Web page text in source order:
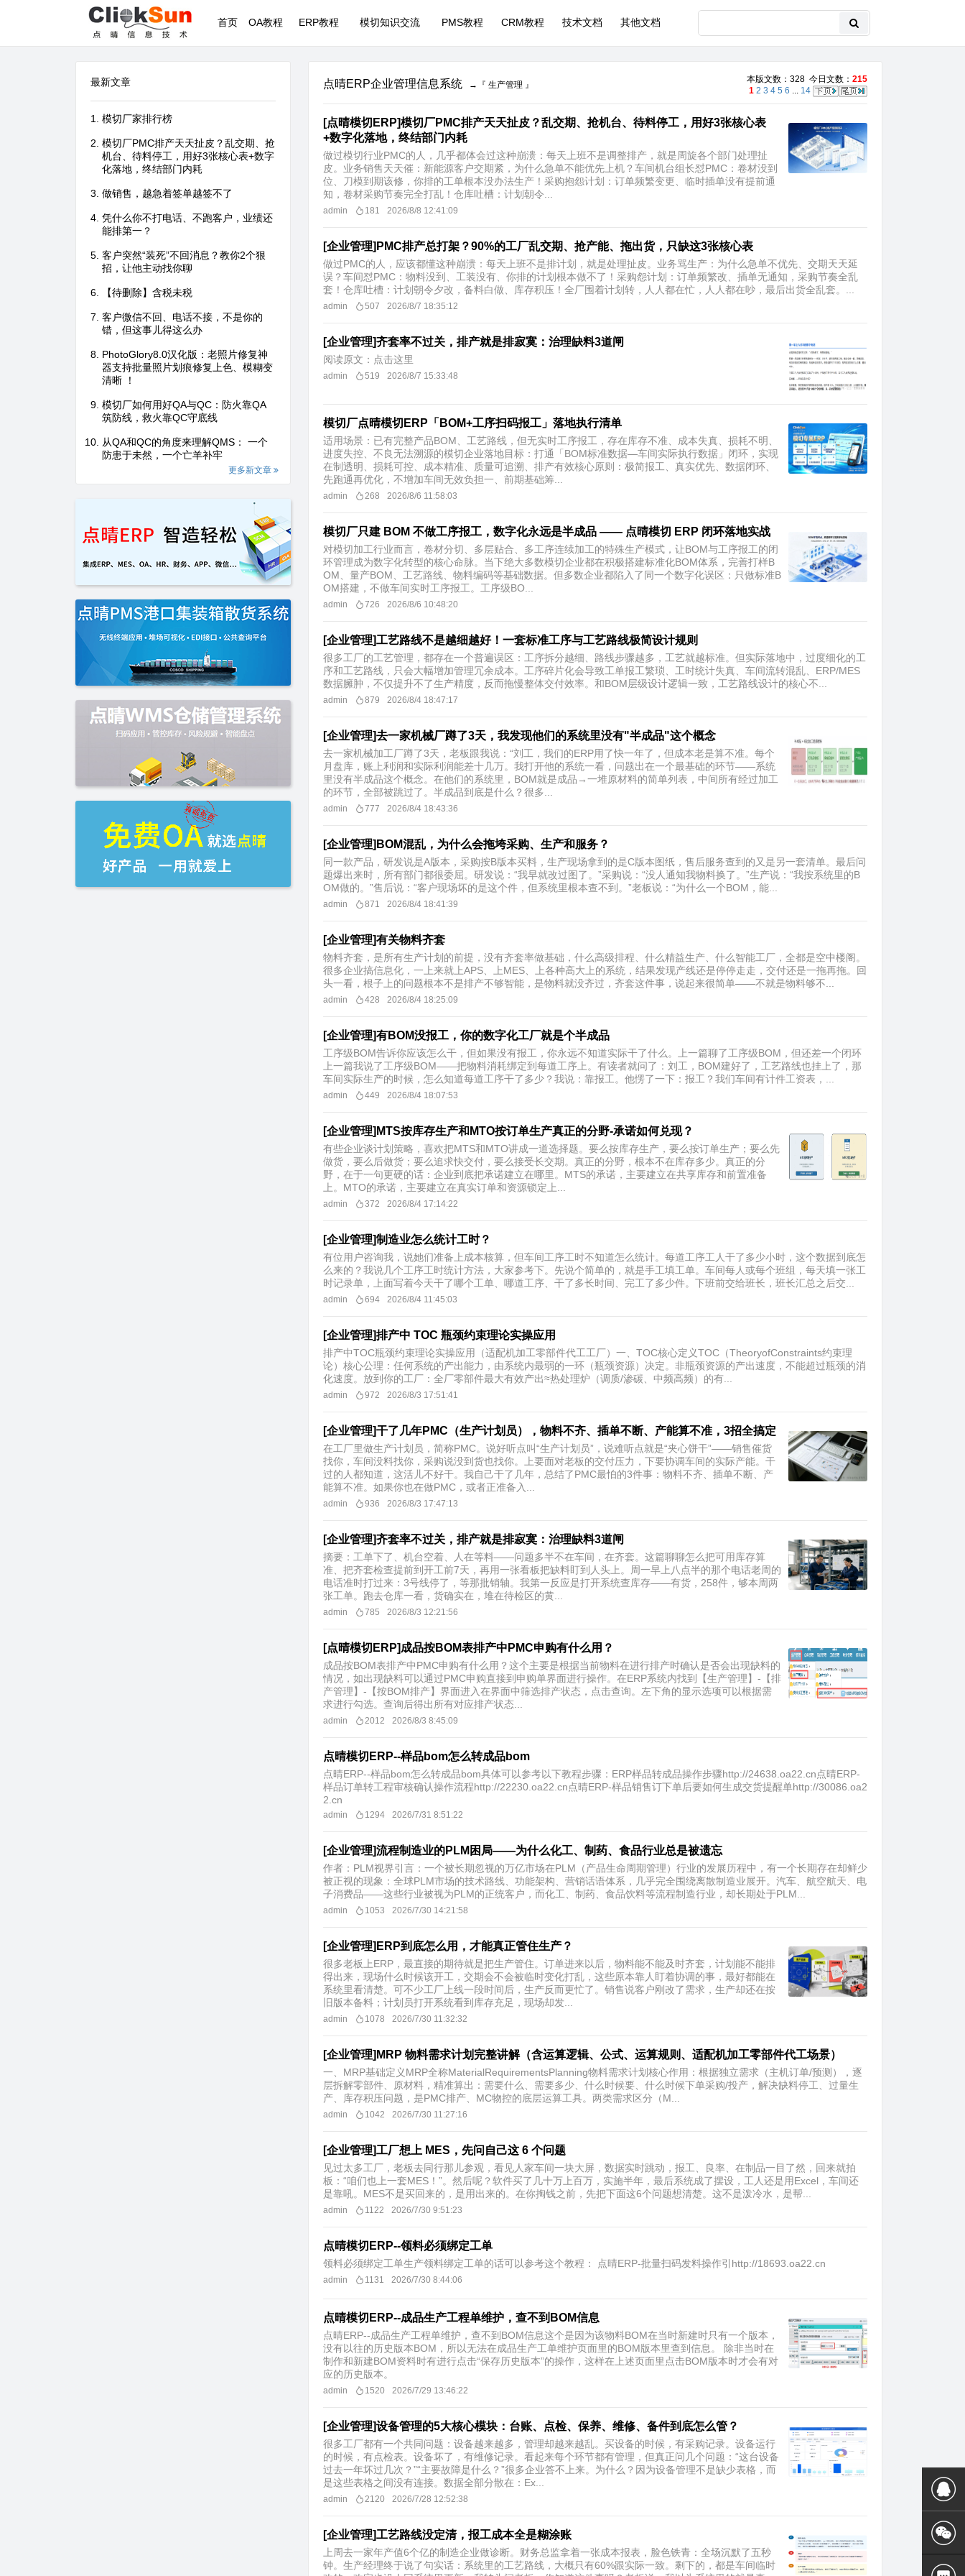
首页 OA教程 ERP教程 模切知识交流 PMS教程 CRM教程 技术文档 其他文档
最新文章
模切厂家排行榜
模切厂PMC排产天天扯皮？乱交期、抢
机台、待料停工，用好3张核心表+数字
化落地，终结部门内耗
做销售，越急着签单越签不了
凭什么你不打电话、不跑客户，业绩还
能排第一？
客户突然“装死”不回消息？教你2个狠
招，让他主动找你聊
【待删除】含税未税
客户微信不回、电话不接，不是你的
错，但这事儿得这么办
PhotoGlory8.0汉化版：老照片修复神
器支持批量照片划痕修复上色、模糊变
清晰 ！
模切厂如何用好QA与QC：防火靠QA
筑防线，救火靠QC守底线
从QA和QC的角度来理解QMS： 一个
防患于未然，一个亡羊补牢
更多新文章
点晴ERP企业管理信息系统 →『 生产管理 』
本版文数：328 今日文数： 215
1 2 3 4 5 6 ... 14
[点晴模切ERP]模切厂PMC排产天天扯皮？乱交期、抢机台、待料停工，用好3张核心表
+数字化落地，终结部门内耗
做过模切行业PMC的人，几乎都体会过这种崩溃：每天上班不是调整排产，就是周旋各个部门处理扯
皮。业务销售天天催：新能源客户交期紧，为什么急单不能优先上机？车间机台组长怼PMC：卷材没到
位、刀模到期该修，你排的工单根本没办法生产！采购抱怨计划：订单频繁变更、临时插单没有提前通
知，卷材采购节奏完全打乱！仓库吐槽：计划朝令...
admin 181 2026/8/8 12:41:09
[企业管理]PMC排产总打架？90%的工厂乱交期、抢产能、拖出货，只缺这3张核心表
做过PMC的人，应该都懂这种崩溃：每天上班不是排计划，就是处理扯皮。业务骂生产：为什么急单不优先、交期天天延
误？车间怼PMC：物料没到、工装没有、你排的计划根本做不了！采购怨计划：订单频繁改、插单无通知，采购节奏全乱
套！仓库吐槽：计划朝令夕改，备料白做、库存积压！全厂围着计划转，人人都在忙，人人都在吵，最后出货全乱套。...
admin 507 2026/8/7 18:35:12
[企业管理]齐套率不过关，排产就是排寂寞：治理缺料3道闸
阅读原文：点击这里
admin 519 2026/8/7 15:33:48
模切厂点晴模切ERP「BOM+工序扫码报工」落地执行清单
适用场景：已有完整产品BOM、工艺路线，但无实时工序报工，存在库存不准、成本失真、损耗不明、
进度失控、不良无法溯源的模切企业落地目标：打通「BOM标准数据—车间实际执行数据」闭环，实现
在制透明、损耗可控、成本精准、质量可追溯、排产有效核心原则：极简报工、真实优先、数据闭环、
先跑通再优化，不增加车间无效负担一、前期基础筹...
admin 268 2026/8/6 11:58:03
模切厂只建 BOM 不做工序报工，数字化永远是半成品 —— 点晴模切 ERP 闭环落地实战
对模切加工行业而言，卷材分切、多层贴合、多工序连续加工的特殊生产模式，让BOM与工序报工的闭
环管理成为数字化转型的核心命脉。当下绝大多数模切企业都在积极搭建标准化BOM体系，完善打样B
OM、量产BOM、工艺路线、物料编码等基础数据。但多数企业都陷入了同一个数字化误区：只做标准B
OM搭建，不做车间实时工序报工。工序级BO...
admin 726 2026/8/6 10:48:20
[企业管理]工艺路线不是越细越好！一套标准工序与工艺路线极简设计规则
很多工厂的工艺管理，都存在一个普遍误区：工序拆分越细、路线步骤越多，工艺就越标准。但实际落地中，过度细化的工
序和工艺路线，只会大幅增加管理冗余成本。工序碎片化会导致工单报工繁琐、工时统计失真、车间流转混乱、ERP/MES
数据臃肿，不仅提升不了生产精度，反而拖慢整体交付效率。和BOM层级设计逻辑一致，工艺路线设计的核心不...
admin 879 2026/8/4 18:47:17
[企业管理]去一家机械厂蹲了3天，我发现他们的系统里没有"半成品"这个概念
去一家机械加工厂蹲了3天，老板跟我说：“刘工，我们的ERP用了快一年了，但成本老是算不准。每个
月盘库，账上利润和实际利润能差十几万。我打开他的系统一看，问题出在一个最基础的环节——系统
里没有半成品这个概念。在他们的系统里，BOM就是成品→一堆原材料的简单列表，中间所有经过加工
的环节，全部被跳过了。半成品到底是什么？很多...
admin 777 2026/8/4 18:43:36
[企业管理]BOM混乱，为什么会拖垮采购、生产和服务？
同一款产品，研发说是A版本，采购按B版本买料，生产现场拿到的是C版本图纸，售后服务查到的又是另一套清单。最后问
题爆出来时，所有部门都很委屈。研发说：“我早就改过图了。”采购说：“没人通知我物料换了。”生产说：“我按系统里的B
OM做的。”售后说：“客户现场坏的是这个件，但系统里根本查不到。”老板说：“为什么一个BOM，能...
admin 871 2026/8/4 18:41:39
[企业管理]有关物料齐套
物料齐套，是所有生产计划的前提，没有齐套率做基础，什么高级排程、什么精益生产、什么智能工厂，全都是空中楼阁。
很多企业搞信息化，一上来就上APS、上MES、上各种高大上的系统，结果发现产线还是停停走走，交付还是一拖再拖。回
头一看，根子上的问题根本不是排产不够智能，是物料就没齐过，齐套这件事，说起来很简单——不就是物料够不...
admin 428 2026/8/4 18:25:09
[企业管理]有BOM没报工，你的数字化工厂就是个半成品
工序级BOM告诉你应该怎么干，但如果没有报工，你永远不知道实际干了什么。上一篇聊了工序级BOM，但还差一个闭环
上一篇我说了工序级BOM——把物料消耗绑定到每道工序上。有读者就问了：刘工，BOM建好了，工艺路线也挂上了，那
车间实际生产的时候，怎么知道每道工序干了多少？我说：靠报工。他愣了一下：报工？我们车间有计件工资表，...
admin 449 2026/8/4 18:07:53
[企业管理]MTS按库存生产和MTO按订单生产真正的分野-承诺如何兑现？
有些企业谈计划策略，喜欢把MTS和MTO讲成一道选择题。要么按库存生产，要么按订单生产；要么先
做货，要么后做货；要么追求快交付，要么接受长交期。真正的分野，根本不在库存多少。真正的分
野，在于一句更硬的话：企业到底把承诺建立在哪里。MTS的承诺，主要建立在共享库存和前置准备
上。MTO的承诺，主要建立在真实订单和资源锁定上...
admin 372 2026/8/4 17:14:22
[企业管理]制造业怎么统计工时？
有位用户咨询我，说她们准备上成本核算，但车间工序工时不知道怎么统计。每道工序工人干了多少小时，这个数据到底怎
么来的？我说几个工序工时统计方法，大家参考下。先说个简单的，就是手工填工单。车间每人或每个班组，每天填一张工
时记录单，上面写着今天干了哪个工单、哪道工序、干了多长时间、完工了多少件。下班前交给班长，班长汇总之后交...
admin 694 2026/8/4 11:45:03
[企业管理]排产中 TOC 瓶颈约束理论实操应用
排产中TOC瓶颈约束理论实操应用（适配机加工零部件代工工厂）一、TOC核心定义TOC（TheoryofConstraints约束理
论）核心公理：任何系统的产出能力，由系统内最弱的一环（瓶颈资源）决定。非瓶颈资源的产出速度，不能超过瓶颈的消
化速度。放到你的工厂：全厂零部件最大有效产出≈热处理炉（调质/渗碳、中频高频）的有...
admin 972 2026/8/3 17:51:41
[企业管理]干了几年PMC（生产计划员），物料不齐、插单不断、产能算不准，3招全搞定
在工厂里做生产计划员，简称PMC。说好听点叫“生产计划员”，说难听点就是“夹心饼干”——销售催货
找你，车间没料找你，采购说没到货也找你。上要面对老板的交付压力，下要协调车间的实际产能。干
过的人都知道，这活儿不好干。我自己干了几年，总结了PMC最怕的3件事：物料不齐、插单不断、产
能算不准。如果你也在做PMC，或者正准备入...
admin 936 2026/8/3 17:47:13
[企业管理]齐套率不过关，排产就是排寂寞：治理缺料3道闸
摘要：工单下了、机台空着、人在等料——问题多半不在车间，在齐套。这篇聊聊怎么把可用库存算
准、把齐套检查提前到开工前7天，再用一张看板把缺料盯到人头上。周一早上八点半的那个电话老周的
电话准时打过来：3号线停了，等那批销轴。我第一反应是打开系统查库存——有货，258件，够本周两
张工单。跑去仓库一看，货确实在，堆在待检区的黄...
admin 785 2026/8/3 12:21:56
[点晴模切ERP]成品按BOM表排产中PMC申购有什么用？
成品按BOM表排产中PMC申购有什么用？这个主要是根据当前物料在进行排产时确认是否会出现缺料的
情况，如出现缺料可以通过PMC申购直接到申购单界面进行操作。在ERP系统内找到【生产管理】-【排
产管理】-【按BOM排产】界面进入在界面中筛选排产状态，点击查询。左下角的显示选项可以根据需
求进行勾选。查询后得出所有对应排产状态...
admin 2012 2026/8/3 8:45:09
点晴模切ERP--样品bom怎么转成品bom
点晴ERP--样品bom怎么转成品bom具体可以参考以下教程步骤：ERP样品转成品操作步骤http://24638.oa22.cn点晴ERP-
样品订单转工程审核确认操作流程http://22230.oa22.cn点晴ERP-样品销售订下单后要如何生成交货提醒单http://30086.oa2
2.cn
admin 1294 2026/7/31 8:51:22
[企业管理]流程制造业的PLM困局——为什么化工、制药、食品行业总是被遗忘
作者：PLM视界引言：一个被长期忽视的万亿市场在PLM（产品生命周期管理）行业的发展历程中，有一个长期存在却鲜少
被正视的现象：全球PLM市场的技术路线、功能架构、营销话语体系，几乎完全围绕离散制造业展开。汽车、航空航天、电
子消费品——这些行业被视为PLM的正统客户，而化工、制药、食品饮料等流程制造行业，却长期处于PLM...
admin 1053 2026/7/30 14:21:58
[企业管理]ERP到底怎么用，才能真正管住生产？
很多老板上ERP，最直接的期待就是把生产管住。订单进来以后，物料能不能及时齐套，计划能不能排
得出来，现场什么时候该开工，交期会不会被临时变化打乱，这些原本靠人盯着协调的事，最好都能在
系统里看清楚。可不少工厂上线一段时间后，生产反而更忙了。销售说客户刚改了需求，生产却还在按
旧版本备料；计划员打开系统看到库存充足，现场却发...
admin 1078 2026/7/30 11:32:32
[企业管理]MRP 物料需求计划完整讲解（含运算逻辑、公式、运算规则、适配机加工零部件代工场景）
一、MRP基础定义MRP全称MaterialRequirementsPlanning物料需求计划核心作用：根据独立需求（主机订单/预测），逐
层拆解零部件、原材料，精准算出：需要什么、需要多少、什么时候要、什么时候下单采购/投产，解决缺料停工、过量生
产、库存积压问题，是PMC排产、MC物控的底层运算工具。两类需求区分（M...
admin 1042 2026/7/30 11:27:16
[企业管理]工厂想上 MES，先问自己这 6 个问题
见过太多工厂，老板去同行那儿参观，看见人家车间一块大屏，数据实时跳动，报工、良率、在制品一目了然，回来就拍
板：“咱们也上一套MES！”。然后呢？软件买了几十万上百万，实施半年，最后系统成了摆设，工人还是用Excel，车间还
是靠吼。MES不是买回来的，是用出来的。在你掏钱之前，先把下面这6个问题想清楚。这不是泼冷水，是帮...
admin 1122 2026/7/30 9:51:23
点晴模切ERP--领料必须绑定工单
领料必须绑定工单生产领料绑定工单的话可以参考这个教程： 点晴ERP-批量扫码发料操作引http://18693.oa22.cn
admin 1131 2026/7/30 8:44:06
点晴模切ERP--成品生产工程单维护，查不到BOM信息
点晴ERP--成品生产工程单维护，查不到BOM信息这个是因为该物料BOM在当时新建时只有一个版本，
没有以往的历史版本BOM，所以无法在成品生产工单维护页面里的BOM版本里查到信息。 除非当时在
制作和新建BOM资料时有进行点击“保存历史版本”的操作，这样在上述页面里点击BOM版本时才会有对
应的历史版本。
admin 1520 2026/7/29 13:46:22
[企业管理]设备管理的5大核心模块：台账、点检、保养、维修、备件到底怎么管？
很多工厂都有一个共同问题：设备越来越多，管理却越来越乱。买设备的时候，有采购记录。设备运行
的时候，有点检表。设备坏了，有维修记录。看起来每个环节都有管理，但真正问几个问题：“这台设备
过去一年坏过几次？”“主要故障是什么？”很多企业答不上来。为什么？因为设备管理不是缺少表格，而
是这些表格之间没有连接。数据全部分散在：Ex...
admin 2120 2026/7/28 12:52:38
[企业管理]工艺路线没定清，报工成本全是糊涂账
上周去一家年产值6个亿的制造企业做诊断。财务总监拿着一张成本报表，脸色铁青：​全场沉默了五秒
钟。生产经理终于说了句实话：系统里的工艺路线，大概只有60%跟实际一致。剩下的，都是车间临时